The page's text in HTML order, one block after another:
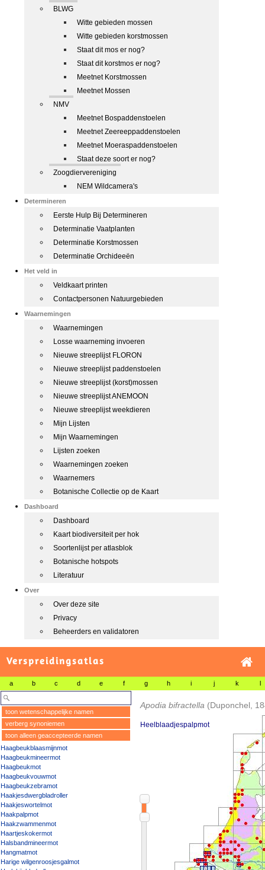
BLWG
Witte gebieden mossen
Witte gebieden korstmossen
Staat dit mos er nog?
Staat dit korstmos er nog?
Meetnet Korstmossen
Meetnet Mossen
NMV
Meetnet Bospaddenstoelen
Meetnet Zeereeppaddenstoelen
Meetnet Moeraspaddenstoelen
Staat deze soort er nog?
Zoogdiervereniging
NEM Wildcamera's
Determineren
Eerste Hulp Bij Determineren
Determinatie Vaatplanten
Determinatie Korstmossen
Determinatie Orchideeën
Het veld in
Veldkaart printen
Contactpersonen Natuurgebieden
Waarnemingen
Waarnemingen
Losse waarneming invoeren
Nieuwe streeplijst FLORON
Nieuwe streeplijst paddenstoelen
Nieuwe streeplijst (korst)mossen
Nieuwe streeplijst ANEMOON
Nieuwe streeplijst weekdieren
Mijn Lijsten
Mijn Waarnemingen
Lijsten zoeken
Waarnemingen zoeken
Waarnemers
Botanische Collectie op de Kaart
Dashboard
Dashboard
Kaart biodiversiteit per hok
Soortenlijst per atlasblok
Botanische hotspots
Literatuur
Over
Over deze site
Privacy
Beheerders en validatoren
Verspreidingsatlas
a b c d e f g h i j k l
toon wetenschappelijke namen
verberg synoniemen
toon alleen geaccepteerde namen
Haagbeukblaasmijnmot
Haagbeukmineermot
Haagbeukmot
Haagbeukvouwmot
Haagbeukzebramot
Haakjesdwergbladroller
Haakjeswortelmot
Haakpalpmot
Haakzwammenmot
Haartjeskokermot
Halsbandmineermot
Hangmatmot
Harige wilgenroosjesgalmot
Apodia bifractella (Duponchel,
Heelblaadjespalpmot